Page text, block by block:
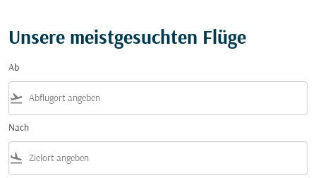
Unsere meistgesuchten Flüge
Ab
flight_takeoff
Nach
flight_land